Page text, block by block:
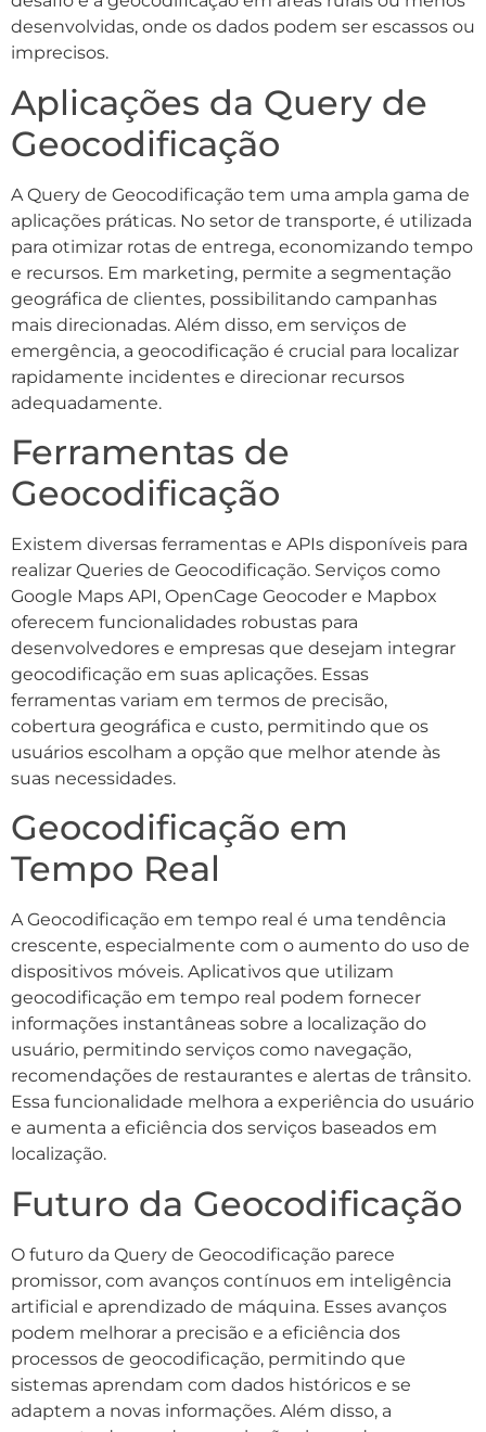
desenvolvidas, onde os dados podem ser escassos ou
imprecisos.
Aplicações da Query de
Geocodificação
A Query de Geocodificação tem uma ampla gama de
aplicações práticas. No setor de transporte, é utilizada
para otimizar rotas de entrega, economizando tempo
e recursos. Em marketing, permite a segmentação
geográfica de clientes, possibilitando campanhas
mais direcionadas. Além disso, em serviços de
emergência, a geocodificação é crucial para localizar
rapidamente incidentes e direcionar recursos
adequadamente.
Ferramentas de
Geocodificação
Existem diversas ferramentas e APIs disponíveis para
realizar Queries de Geocodificação. Serviços como
Google Maps API, OpenCage Geocoder e Mapbox
oferecem funcionalidades robustas para
desenvolvedores e empresas que desejam integrar
geocodificação em suas aplicações. Essas
ferramentas variam em termos de precisão,
cobertura geográfica e custo, permitindo que os
usuários escolham a opção que melhor atende às
suas necessidades.
Geocodificação em
Tempo Real
A Geocodificação em tempo real é uma tendência
crescente, especialmente com o aumento do uso de
dispositivos móveis. Aplicativos que utilizam
geocodificação em tempo real podem fornecer
informações instantâneas sobre a localização do
usuário, permitindo serviços como navegação,
recomendações de restaurantes e alertas de trânsito.
Essa funcionalidade melhora a experiência do usuário
e aumenta a eficiência dos serviços baseados em
localização.
Futuro da Geocodificação
O futuro da Query de Geocodificação parece
promissor, com avanços contínuos em inteligência
artificial e aprendizado de máquina. Esses avanços
podem melhorar a precisão e a eficiência dos
processos de geocodificação, permitindo que
sistemas aprendam com dados históricos e se
adaptem a novas informações. Além disso, a